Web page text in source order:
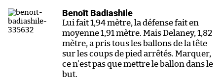
Benoît Badiashile
Lui fait 1,94 mètre, la défense fait en
moyenne 1,91 mètre. Mais Delaney, 1,82
mètre, a pris tous les ballons de la tête
sur les coups de pied arrêtés. Marquer,
ce n’est pas que mettre le ballon dans le
but.